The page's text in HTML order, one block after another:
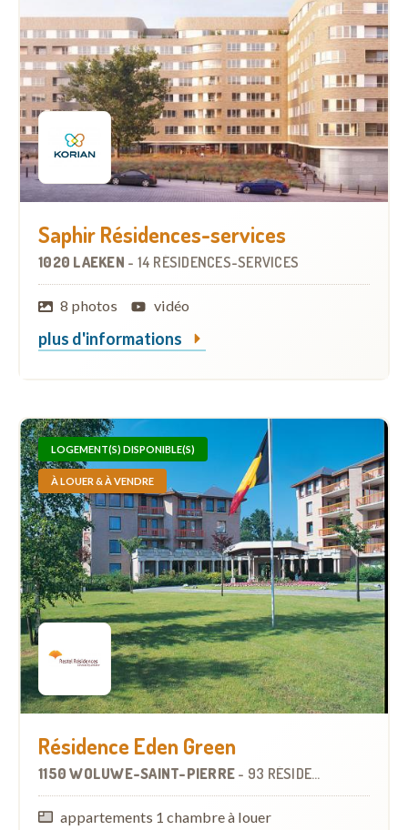
Saphir Résidences-services
1020 LAEKEN - 14 RÉSIDENCES-SERVICES
8 photos vidéo
plus d'informations
LOGEMENT(S) DISPONIBLE(S)
À LOUER & À VENDRE
Résidence Eden Green
1150 WOLUWE-SAINT-PIERRE - 93 RÉSIDENCES-SERVICES
appartements 1 chambre à louer